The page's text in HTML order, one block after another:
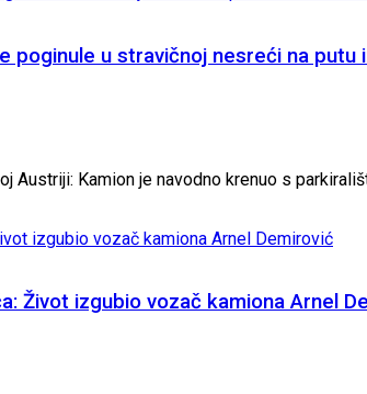
poginule u stravičnoj nesreći na
Austriji: Kamion je navodno krenuo s
Život izgubio vozač kamiona Arnel